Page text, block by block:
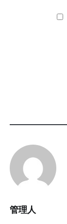
管理人